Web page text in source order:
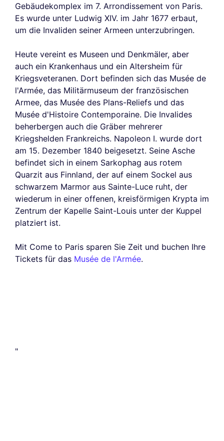
Gebäudekomplex im 7. Arrondissement von Paris.
Es wurde unter Ludwig XIV. im Jahr 1677 erbaut,
um die Invaliden seiner Armeen unterzubringen.
Heute vereint es Museen und Denkmäler, aber
auch ein Krankenhaus und ein Altersheim für
Kriegsveteranen. Dort befinden sich das Musée de
l'Armée, das Militärmuseum der französischen
Armee, das Musée des Plans-Reliefs und das
Musée d'Histoire Contemporaine. Die Invalides
beherbergen auch die Gräber mehrerer
Kriegshelden Frankreichs. Napoleon I. wurde dort
am 15. Dezember 1840 beigesetzt. Seine Asche
befindet sich in einem Sarkophag aus rotem
Quarzit aus Finnland, der auf einem Sockel aus
schwarzem Marmor aus Sainte-Luce ruht, der
wiederum in einer offenen, kreisförmigen Krypta im
Zentrum der Kapelle Saint-Louis unter der Kuppel
platziert ist.
Mit Come to Paris sparen Sie Zeit und buchen Ihre
Tickets für das Musée de l'Armée.
"